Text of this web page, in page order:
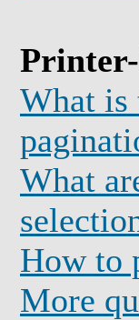
What is
What
How to
More